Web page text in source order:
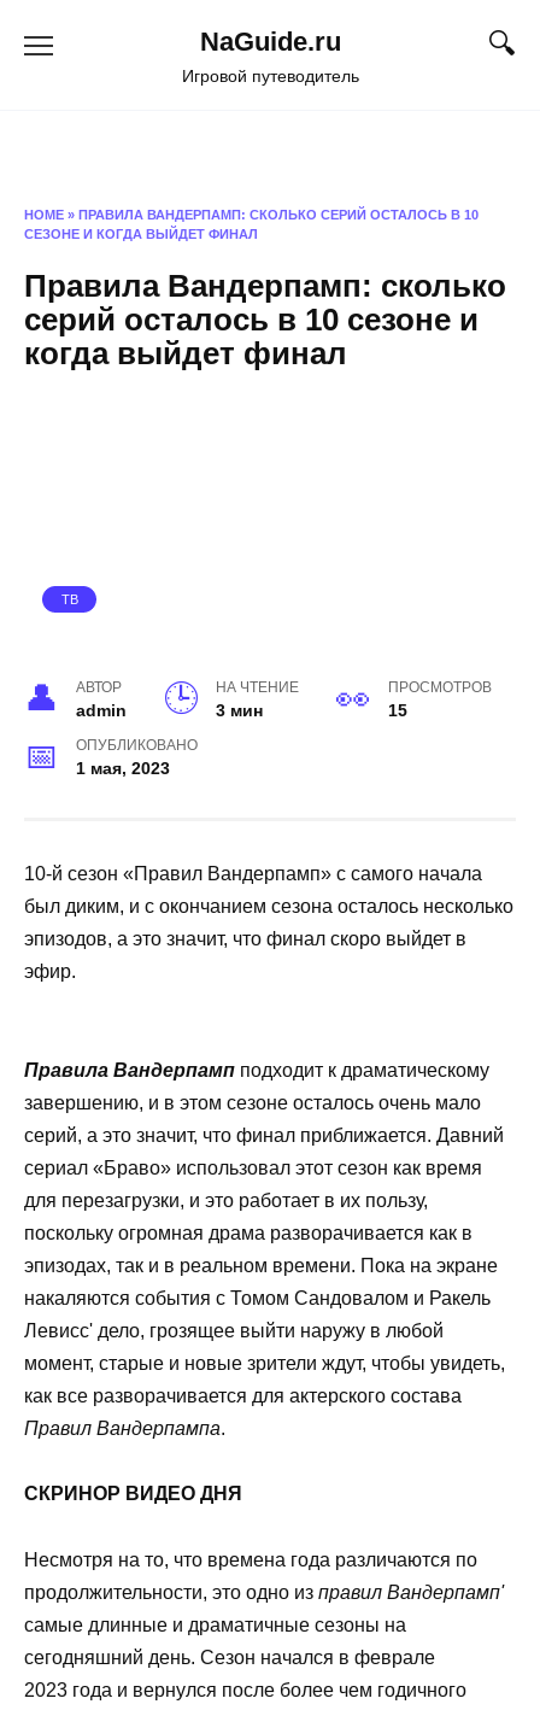
NaGuide.ru
Игровой путеводитель
HOME » ПРАВИЛА ВАНДЕРПАМП: СКОЛЬКО СЕРИЙ ОСТАЛОСЬ В 10
СЕЗОНЕ И КОГДА ВЫЙДЕТ ФИНАЛ
Правила Вандерпамп: сколько
серий осталось в 10 сезоне и
когда выйдет финал
ТВ
АВТОР
admin
НА ЧТЕНИЕ
3 мин
ПРОСМОТРОВ
15
ОПУБЛИКОВАНО
1 мая, 2023
10-й сезон «Правил Вандерпамп» с самого начала
был диким, и с окончанием сезона осталось несколько
эпизодов, а это значит, что финал скоро выйдет в
эфир.
Правила Вандерпамп подходит к драматическому
завершению, и в этом сезоне осталось очень мало
серий, а это значит, что финал приближается. Давний
сериал «Браво» использовал этот сезон как время
для перезагрузки, и это работает в их пользу,
поскольку огромная драма разворачивается как в
эпизодах, так и в реальном времени. Пока на экране
накаляются события с Томом Сандовалом и Ракель
Левисс' дело, грозящее выйти наружу в любой
момент, старые и новые зрители ждут, чтобы увидеть,
как все разворачивается для актерского состава
Правил Вандерпампа.
СКРИНОР ВИДЕО ДНЯ
Несмотря на то, что времена года различаются по
продолжительности, это одно из правил Вандерпамп'
самые длинные и драматичные сезоны на
сегодняшний день. Сезон начался в феврале
2023 года и вернулся после более чем годичного